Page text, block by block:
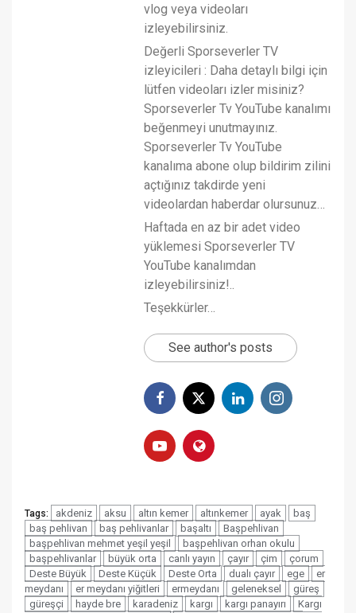
vlog veya videoları
izleyebilirsiniz.
Değerli Sporseverler TV
izleyicileri : Daha detaylı bilgi için
lütfen videoları izler misiniz?
Sporseverler Tv YouTube kanalımı
beğenmeyi unutmayınız.
Sporseverler Tv YouTube
kanalıma abone olup bildirim zilini
açtığınız takdirde yeni
videolardan haberdar olursunuz…
Haftada en az bir adet video
yüklemesi Sporseverler TV
YouTube kanalımdan
izleyebilirsiniz!..
Teşekkürler…
See author's posts
Tags: akdeniz aksu altın kemer altınkemer ayak
baş
baş pehlivan
baş pehlivanlar başaltı
Başpehlivan
başpehlivan mehmet yeşil yeşil
başpehlivan orhan okulu
başpehlivanlar
büyük orta canlı yayın çayır çim
çorum
Deste Büyük
Deste Küçük Deste Orta dualı çayır ege
er
meydanı
er meydanı yiğitleri ermeydanı geleneksel
güreş
güreşçi
hayde bre karadeniz kargı kargı panayırı
Kargı